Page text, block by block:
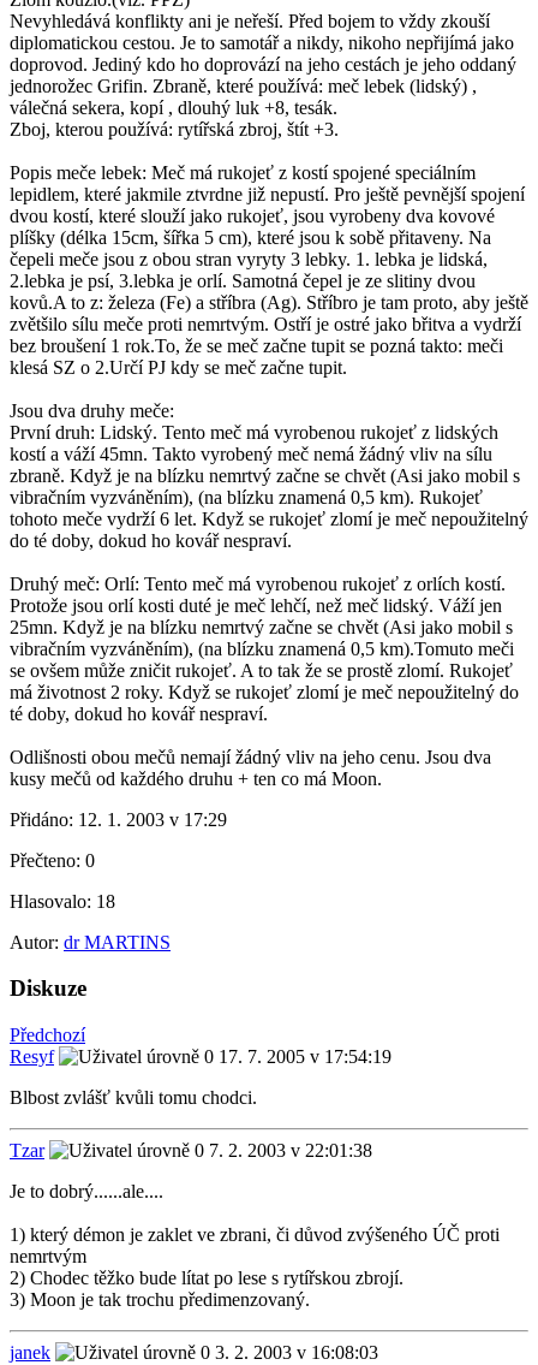
Nevyhledává konflikty ani je neřeší. Před bojem to vždy zkouší
diplomatickou cestou. Je to samotář a nikdy, nikoho nepřijímá jako
doprovod. Jediný kdo ho doprovází na jeho cestách je jeho oddaný
jednorožec Grifin. Zbraně, které používá: meč lebek (lidský) ,
válečná sekera, kopí , dlouhý luk +8, tesák.
Zboj, kterou používá: rytířská zbroj, štít +3.
Popis meče lebek: Meč má rukojeť z kostí spojené speciálním
lepidlem, které jakmile ztvrdne již nepustí. Pro ještě pevnější spojení
dvou kostí, které slouží jako rukojeť, jsou vyrobeny dva kovové
plíšky (délka 15cm, šířka 5 cm), které jsou k sobě přitaveny. Na
čepeli meče jsou z obou stran vyryty 3 lebky. 1. lebka je lidská,
2.lebka je psí, 3.lebka je orlí. Samotná čepel je ze slitiny dvou
kovů.A to z: železa (Fe) a stříbra (Ag). Stříbro je tam proto, aby ještě
zvětšilo sílu meče proti nemrtvým. Ostří je ostré jako břitva a vydrží
bez broušení 1 rok.To, že se meč začne tupit se pozná takto: meči
klesá SZ o 2.Určí PJ kdy se meč začne tupit.
Jsou dva druhy meče:
První druh: Lidský. Tento meč má vyrobenou rukojeť z lidských
kostí a váží 45mn. Takto vyrobený meč nemá žádný vliv na sílu
zbraně. Když je na blízku nemrtvý začne se chvět (Asi jako mobil s
vibračním vyzváněním), (na blízku znamená 0,5 km). Rukojeť
tohoto meče vydrží 6 let. Když se rukojeť zlomí je meč nepoužitelný
do té doby, dokud ho kovář nespraví.
Druhý meč: Orlí: Tento meč má vyrobenou rukojeť z orlích kostí.
Protože jsou orlí kosti duté je meč lehčí, než meč lidský. Váží jen
25mn. Když je na blízku nemrtvý začne se chvět (Asi jako mobil s
vibračním vyzváněním), (na blízku znamená 0,5 km).Tomuto meči
se ovšem může zničit rukojeť. A to tak že se prostě zlomí. Rukojeť
má životnost 2 roky. Když se rukojeť zlomí je meč nepoužitelný do
té doby, dokud ho kovář nespraví.
Odlišnosti obou mečů nemají žádný vliv na jeho cenu. Jsou dva
kusy mečů od každého druhu + ten co má Moon.
Přidáno: 12. 1. 2003 v 17:29
Přečteno: 0
Hlasovalo: 18
Autor: dr MARTINS
Diskuze
Předchozí
Resyf
17. 7. 2005 v 17:54:19
Blbost zvlášť kvůli tomu chodci.
Tzar
7. 2. 2003 v 22:01:38
Je to dobrý......ale....
1) který démon je zaklet ve zbrani, či důvod zvýšeného ÚČ proti
nemrtvým
2) Chodec těžko bude lítat po lese s rytířskou zbrojí.
3) Moon je tak trochu předimenzovaný.
janek
3. 2. 2003 v 16:08:03